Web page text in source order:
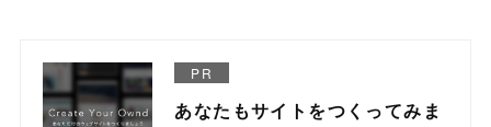
PR
あなたもサイトをつくってみま